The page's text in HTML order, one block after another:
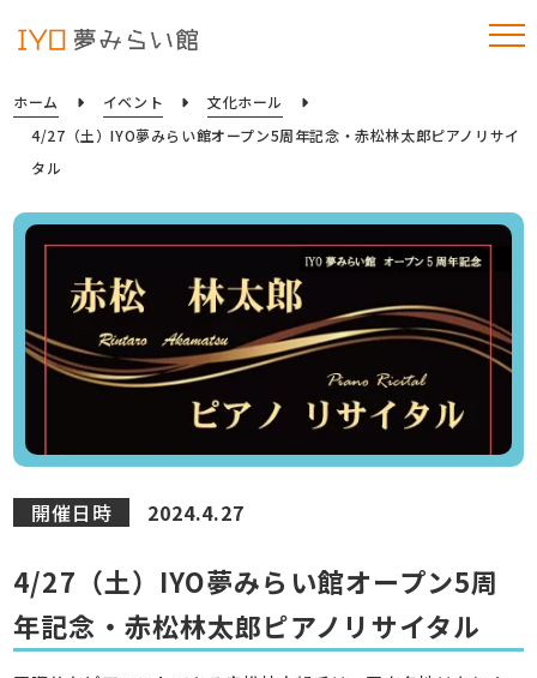
ホーム イベント
文化ホール
4/27（土）IYO夢みらい館オープン5周年記念・赤松林太郎ピアノリサイ
タル
開催日時 2024.4.27
4/27（土）IYO夢みらい館オープン5周
年記念・赤松林太郎ピアノリサイタル